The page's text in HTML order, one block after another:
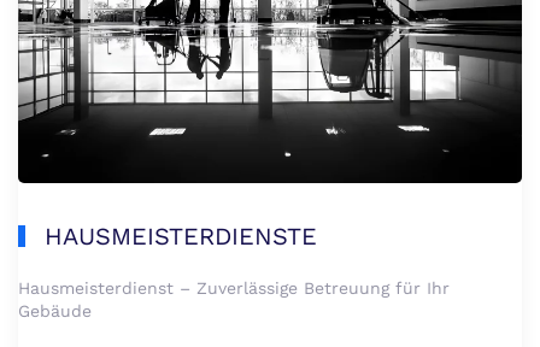
HAUSMEISTERDIENSTE
Hausmeisterdienst – Zuverlässige Betreuung für Ihr
Gebäude